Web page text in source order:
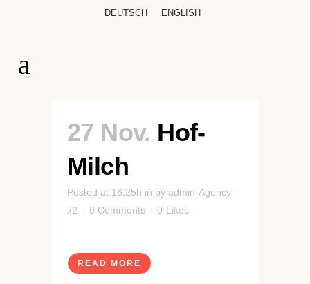
DEUTSCH ENGLISH
27 Nov. Hof-
Milch
Posted at 16:25h in by admin-Agency-
x2
0 Comments 0 Likes
READ MORE